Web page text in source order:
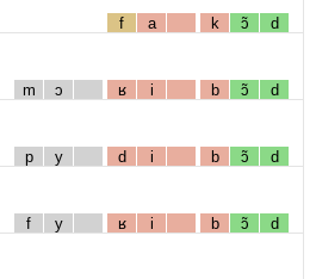
f a k ɔ̃ d
m ɔ ʁ i b ɔ̃ d
p y d i b ɔ̃ d
f y ʁ i b ɔ̃ d